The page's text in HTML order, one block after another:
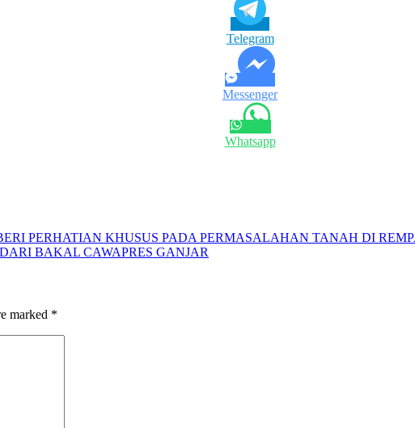
Telegram
Messenger
Whatsapp
PERHATIAN KHUSUS PADA PERMASALAHAN TANAH DI
BAKAL CAWAPRES GANJAR
marked *